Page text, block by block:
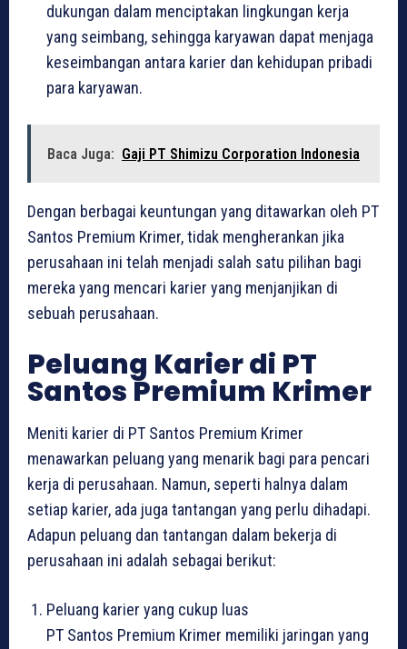
dukungan dalam menciptakan lingkungan kerja
yang seimbang, sehingga karyawan dapat menjaga
keseimbangan antara karier dan kehidupan pribadi
para karyawan.
Baca Juga: Gaji PT Shimizu Corporation Indonesia
Dengan berbagai keuntungan yang ditawarkan oleh PT
Santos Premium Krimer, tidak mengherankan jika
perusahaan ini telah menjadi salah satu pilihan bagi
mereka yang mencari karier yang menjanjikan di
sebuah perusahaan.
Peluang Karier di PT
Santos Premium Krimer
Meniti karier di PT Santos Premium Krimer
menawarkan peluang yang menarik bagi para pencari
kerja di perusahaan. Namun, seperti halnya dalam
setiap karier, ada juga tantangan yang perlu dihadapi.
Adapun peluang dan tantangan dalam bekerja di
perusahaan ini adalah sebagai berikut:
Peluang karier yang cukup luas
PT Santos Premium Krimer memiliki jaringan yang